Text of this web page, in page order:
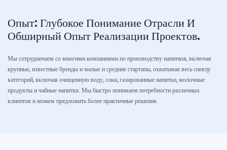
Опыт: Глубокое Понимание Отрасли И
Обширный Опыт Реализации Проектов.
Мы сотрудничаем со многими компаниями по производству напитков, включая
крупные, известные бренды и малые и средние стартапы, охватывая весь спектр
категорий, включая очищенную воду, соки, газированные напитки, молочные
продукты и чайные напитки. Мы быстро понимаем потребности различных
клиентов и можем предложить более практичные решения.